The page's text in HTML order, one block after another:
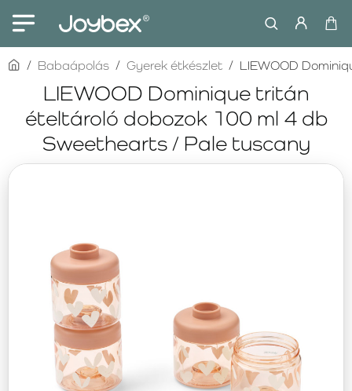
LIEWOOD Dominique tritán
ételtároló dobozok 100 ml 4 db
Sweethearts / Pale tuscany
homeBabaápolás Gyerek étkészlet LIEWOOD